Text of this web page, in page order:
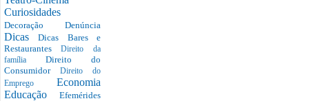
Curiosidades
Decoração Denúncia
DicasDicas Bares e
RestaurantesDireito da
família Direito do
Consumidor Direito do
Emprego Economia
Educação Efemérides